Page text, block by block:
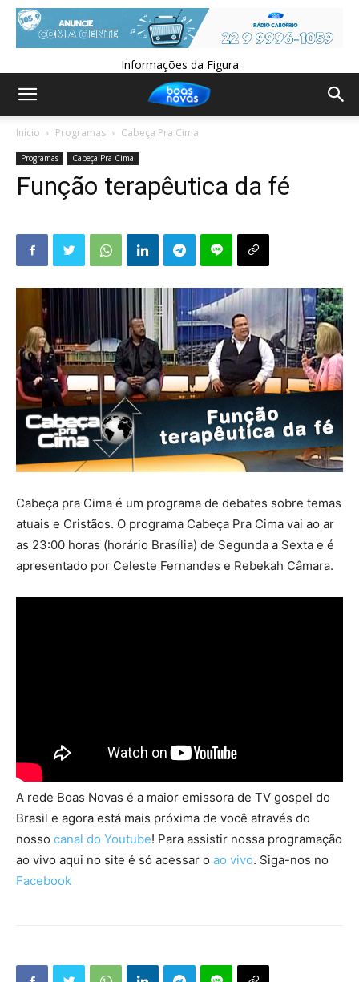
Informações da Figura
Início Programas Cabeça Pra Cima
Programas Cabeça Pra Cima
Função terapêutica da fé
Cabeça pra Cima é um programa de debates sobre temas
atuais e Cristãos. O programa Cabeça Pra Cima vai ao ar
as 23:00 horas (horário Brasília) de Segunda a Sexta e é
apresentado por Celeste Fernandes e Rebekah Câmara.
A rede Boas Novas é a maior emissora de TV gospel do
Brasil e agora está mais próxima de você através do
nosso canal do Youtube! Para assistir nossa programação
ao vivo aqui no site é só acessar o ao vivo. Siga-nos no
Facebook